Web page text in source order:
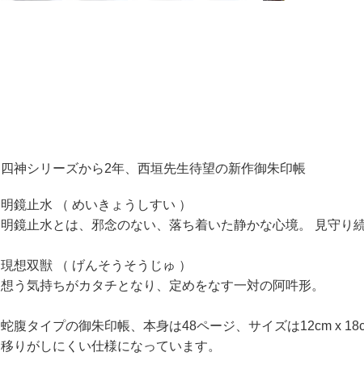
四神シリーズから2年、西垣先生待望の新作御朱印帳
明鏡止水 （ めいきょうしすい ）
明鏡止水とは、邪念のない、落ち着いた静かな心境。 見守り
現想双獣 （ げんそうそうじゅ ）
想う気持ちがカタチとなり、定めをなす一対の阿吽形。
蛇腹タイプの御朱印帳、本身は48ページ、サイズは12cm x
移りがしにくい仕様になっています。